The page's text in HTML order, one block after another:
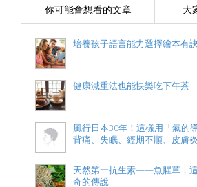
你可能會想看的文章 大
培養孩子語言能力選擇繪本有
健康減重法也能快樂吃下午茶
風行日本30年！這樣用「氣的
背痛、失眠、經期不順、皮膚
天然第一抗生素——魚腥草，
奇的傳說